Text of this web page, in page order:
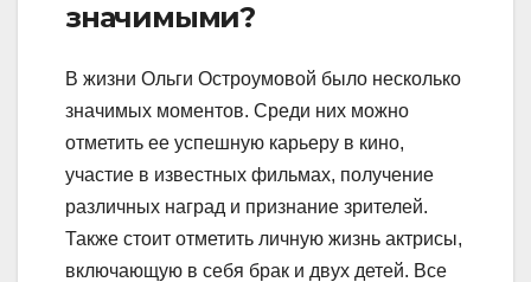
значимыми?
В жизни Ольги Остроумовой было несколько
значимых моментов. Среди них можно
отметить ее успешную карьеру в кино,
участие в известных фильмах, получение
различных наград и признание зрителей.
Также стоит отметить личную жизнь актрисы,
включающую в себя брак и двух детей. Все